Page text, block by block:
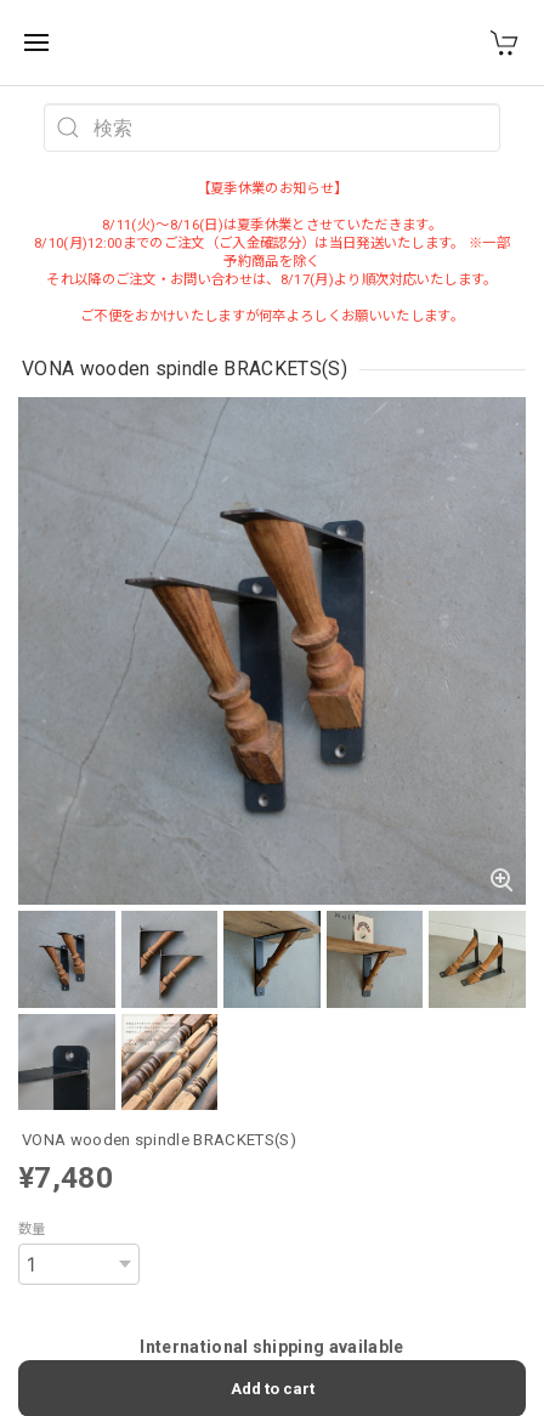
【夏季休業のお知らせ】
8/11(火)～8/16(日)は夏季休業とさせていただきます。
8/10(月)12:00までのご注文（ご入金確認分）は当日発送いたします。 ※一部
予約商品を除く
それ以降のご注文・お問い合わせは、8/17(月)より順次対応いたします。
ご不便をおかけいたしますが何卒よろしくお願いいたします。
VONA wooden spindle BRACKETS(S)
VONA wooden spindle BRACKETS(S)
¥7,480
数量
International shipping available
Add to cart